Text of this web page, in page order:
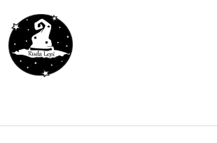
Przejdź do treści głównej
Przejdź do wyszukiwarki
Przejdź do moje konto
Przejdź do menu głównego
Przejdź do stopki